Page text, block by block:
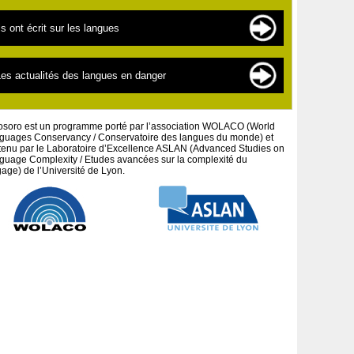
« nouvelles » langues
linguistique pour les débutants
sources de documentation
défense des peuples et cultures autochtones
projets artistiques
Ils ont écrit sur les langues
par thématiques
Les actualités des langues en danger
est un programme porté par l’association WOLACO (World
Conservancy / Conservatoire des langues du monde) et
par le Laboratoire d’Excellence ASLAN (Advanced Studies on
Complexity / Etudes avancées sur la complexité du
de l’Université de Lyon.